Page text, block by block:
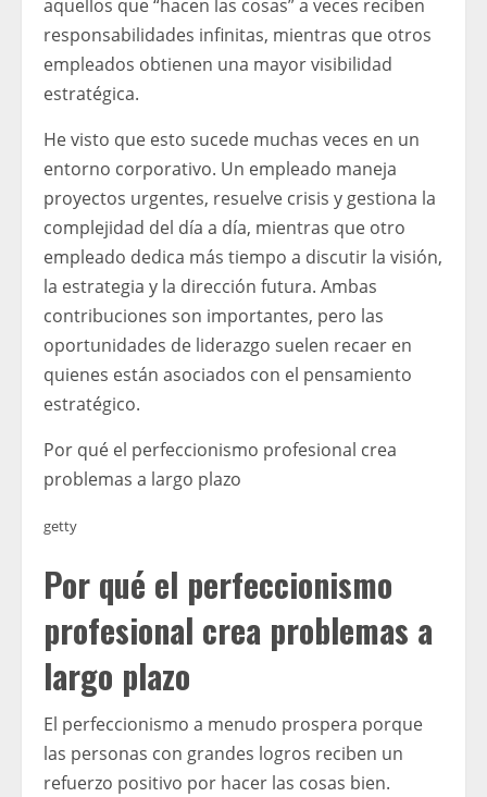
aquellos que “hacen las cosas” a veces reciben
responsabilidades infinitas, mientras que otros
empleados obtienen una mayor visibilidad
estratégica.
He visto que esto sucede muchas veces en un
entorno corporativo. Un empleado maneja
proyectos urgentes, resuelve crisis y gestiona la
complejidad del día a día, mientras que otro
empleado dedica más tiempo a discutir la visión,
la estrategia y la dirección futura. Ambas
contribuciones son importantes, pero las
oportunidades de liderazgo suelen recaer en
quienes están asociados con el pensamiento
estratégico.
Por qué el perfeccionismo profesional crea
problemas a largo plazo
getty
Por qué el perfeccionismo
profesional crea problemas a
largo plazo
El perfeccionismo a menudo prospera porque
las personas con grandes logros reciben un
refuerzo positivo por hacer las cosas bien.